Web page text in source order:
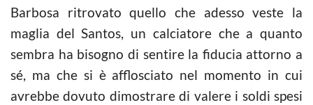
Barbosa ritrovato quello che adesso veste la
maglia del Santos, un calciatore che a quanto
sembra ha bisogno di sentire la fiducia attorno a
sé, ma che si è afflosciato nel momento in cui
avrebbe dovuto dimostrare di valere i soldi spesi